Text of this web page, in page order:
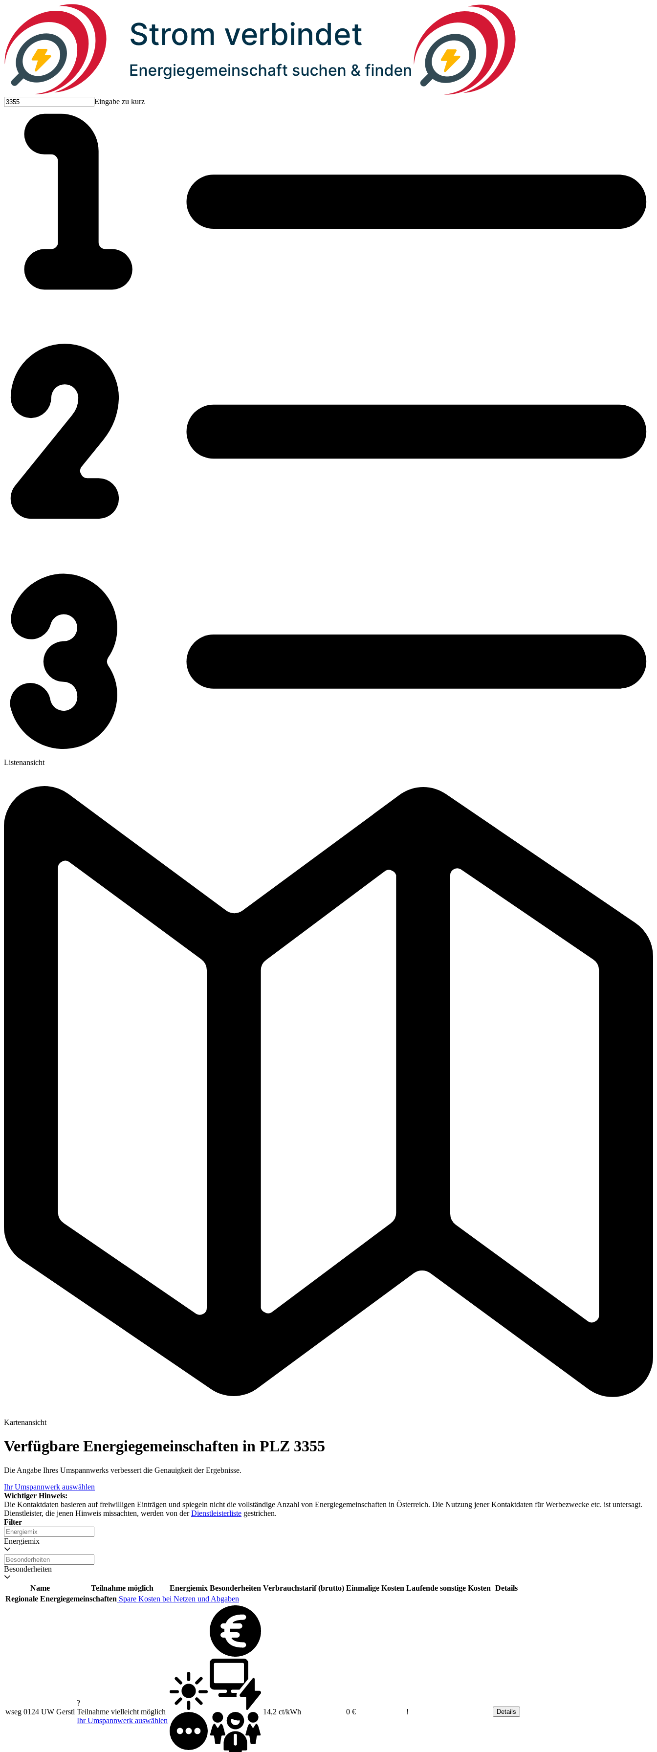
Eingabe zu kurz
Listenansicht
Kartenansicht
Verfügbare Energiegemeinschaften in PLZ 3355
Die Angabe Ihres Umspannwerks verbessert die Genauigkeit der Ergebnisse.
Ihr Umspannwerk auswählen
Wichtiger Hinweis:
Die Kontaktdaten basieren auf freiwilligen Einträgen und spiegeln nicht die vollständige Anzahl von Energiegemeinschaften in Österreich. Die Nutzung jener Kontaktdaten für Werbezwecke etc. ist untersagt.
Dienstleister, die jenen Hinweis missachten, werden von derDienstleisterliste gestrichen.
Filter
Energiemix
Besonderheiten
Name Teilnahme möglich Energiemix Besonderheiten Verbrauchstarif (brutto) Einmalige Kosten Laufende sonstige Kosten Details
Regionale Energiegemeinschaften Spare Kosten bei Netzen und Abgaben
wseg 0124 UW Gerstl
?
Teilnahme vielleicht möglich
Ihr Umspannwerk auswählen
14,2 ct/kWh 0 € ! Details